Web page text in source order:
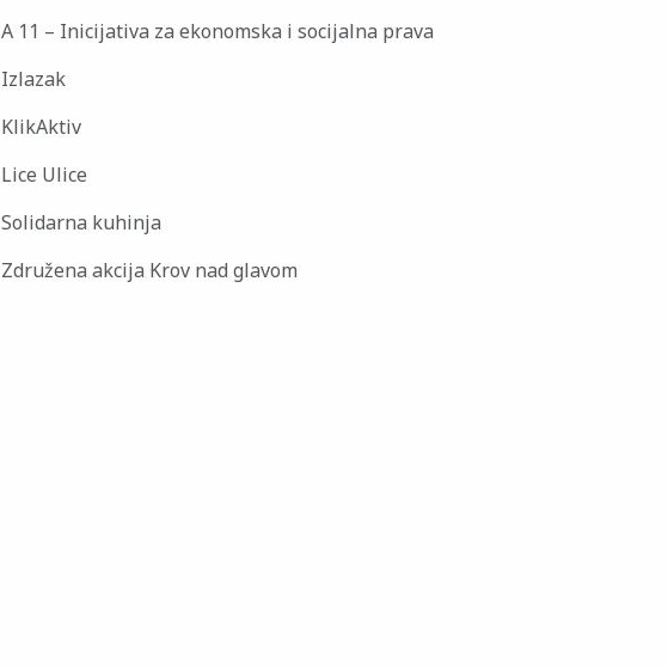
A 11 – Inicijativa za ekonomska i socijalna prava
Izlazak
KlikAktiv
Lice Ulice
Solidarna kuhinja
Združena akcija Krov nad glavom